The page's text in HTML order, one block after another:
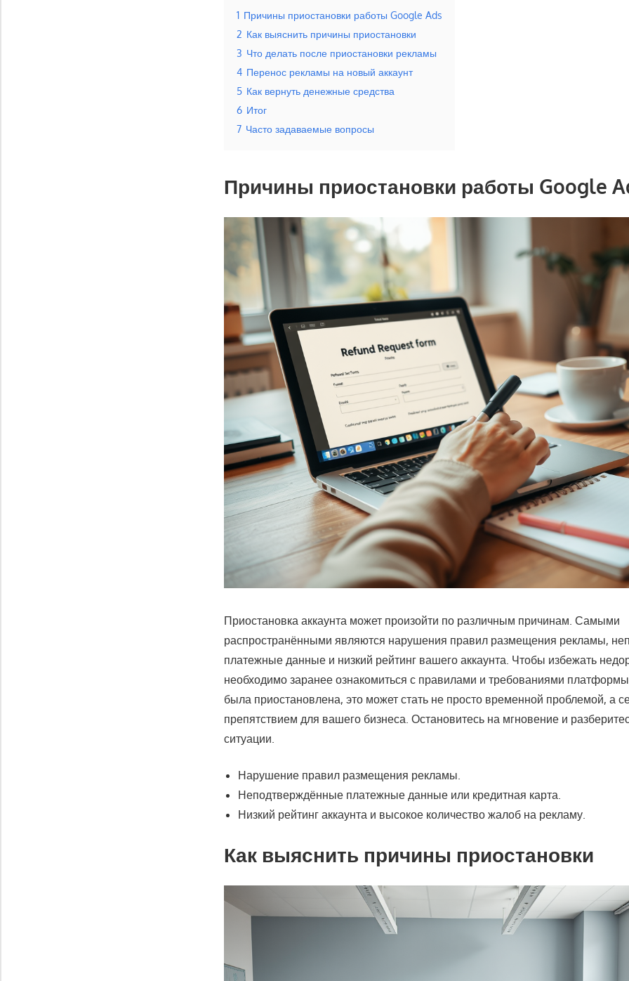
1 Причины приостановки работы Google Ads
2 Как выяснить причины приостановки
3 Что делать после приостановки рекламы
4 Перенос рекламы на новый аккаунт
5 Как вернуть денежные средства
6 Итог
7 Часто задаваемые вопросы
Причины приостановки работы Google
Приостановка аккаунта может произойти по различным причинам. Самыми
распространёнными являются нарушения правил размещения рекламы,
платежные данные и низкий рейтинг вашего аккаунта. Чтобы избежать
необходимо заранее ознакомиться с правилами и требованиями
была приостановлена, это может стать не просто временной проблемой, а
препятствием для вашего бизнеса. Остановитесь на мгновение и
ситуации.
Нарушение правил размещения рекламы.
Неподтверждённые платежные данные или кредитная карта.
Низкий рейтинг аккаунта и высокое количество жалоб на рекламу.
Как выяснить причины приостановки